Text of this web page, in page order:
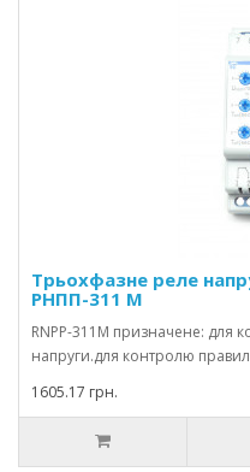
Трьохфазне реле
РНПП-311 М
RNPP-311М призначене: для
напруги.для контролю
1605.17 грн.